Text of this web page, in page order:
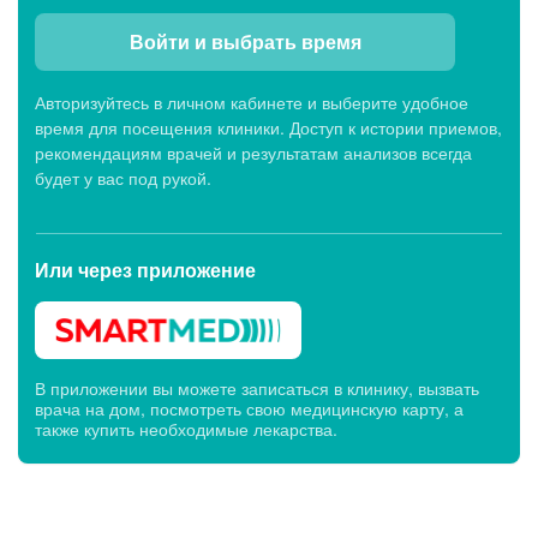
Показать еще (6)
Детские клиники
Победы, 72
Будни: c 07:00 до 20:00, Сб: c 07:00 до 19:00,
Клиники первичного приема
Войти и выбрать время
Авторизуйтесь в личном кабинете и выберите удобное
время для посещения клиники. Доступ к истории приемов,
рекомендациям врачей и результатам анализов всегда
будет у вас под рукой.
Или через приложение
В приложении вы можете записаться в клинику, вызвать
врача на дом, посмотреть свою медицинскую карту, а
также купить необходимые лекарства.